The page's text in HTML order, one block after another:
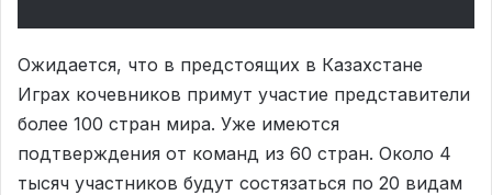
Ожидается, что в предстоящих в Казахстане
Играх кочевников примут участие представители
более 100 стран мира. Уже имеются
подтверждения от команд из 60 стран. Около 4
тысяч участников будут состязаться по 20 видам